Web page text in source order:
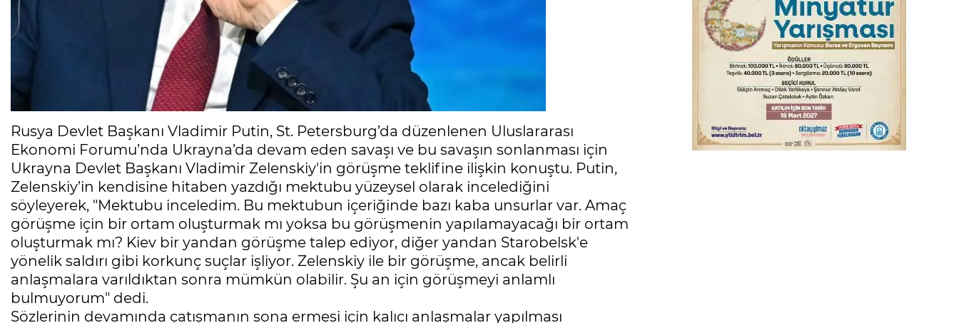
Rusya Devlet Başkanı Vladimir Putin, St. Petersburg’da düzenlenen Uluslararası
Ekonomi Forumu’nda Ukrayna’da devam eden savaşı ve bu savaşın sonlanması için
Ukrayna Devlet Başkanı Vladimir Zelenskiy'in görüşme teklifine ilişkin konuştu. Putin,
Zelenskiy’in kendisine hitaben yazdığı mektubu yüzeysel olarak incelediğini
söyleyerek, "Mektubu inceledim. Bu mektubun içeriğinde bazı kaba unsurlar var. Amaç
görüşme için bir ortam oluşturmak mı yoksa bu görüşmenin yapılamayacağı bir ortam
oluşturmak mı? Kiev bir yandan görüşme talep ediyor, diğer yandan Starobelsk'e
yönelik saldırı gibi korkunç suçlar işliyor. Zelenskiy ile bir görüşme, ancak belirli
anlaşmalara varıldıktan sonra mümkün olabilir. Şu an için görüşmeyi anlamlı
bulmuyorum" dedi.
Sözlerinin devamında çatışmanın sona ermesi için kalıcı anlaşmalar yapılması
Yargıtay’dan primle çalışanlara müjde
Osmangazi’de iş arayanlara destek
Bursa’da bugün hava nasıl olacak?